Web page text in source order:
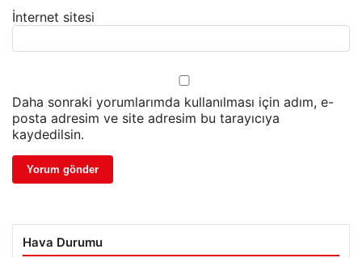
İnternet sitesi
Daha sonraki yorumlarımda kullanılması için adım, e-
posta adresim ve site adresim bu tarayıcıya
kaydedilsin.
Hava Durumu